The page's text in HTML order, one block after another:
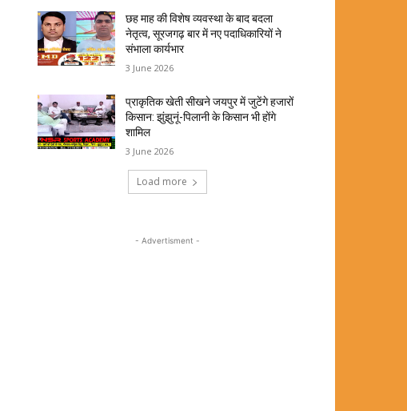
छह माह की विशेष व्यवस्था के बाद बदला
नेतृत्व, सूरजगढ़ बार में नए पदाधिकारियों ने
संभाला कार्यभार
3 June 2026
प्राकृतिक खेती सीखने जयपुर में जुटेंगे हजारों
किसान: झुंझुनूं-पिलानी के किसान भी होंगे
शामिल
3 June 2026
Load more
- Advertisment -